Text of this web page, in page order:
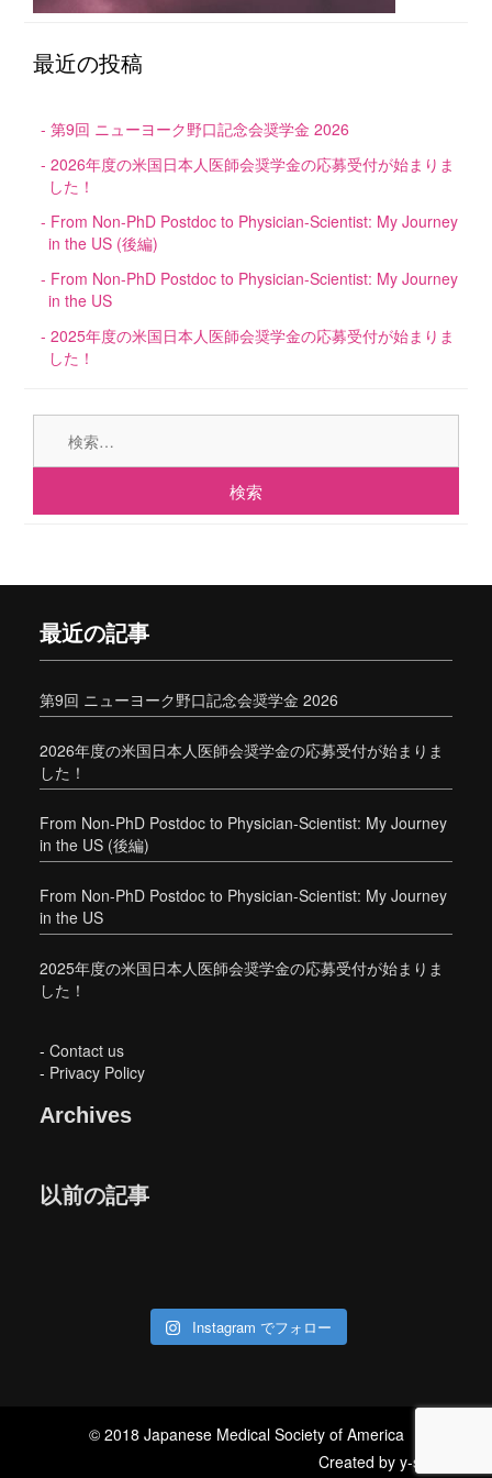
最近の投稿
第9回 ニューヨーク野口記念会奨学金 2026
2026年度の米国日本人医師会奨学金の応募受付が始まりま
した！
From Non-PhD Postdoc to Physician-Scientist: My Journey
in the US (後編)
From Non-PhD Postdoc to Physician-Scientist: My Journey
in the US
2025年度の米国日本人医師会奨学金の応募受付が始まりま
した！
最近の記事
第9回 ニューヨーク野口記念会奨学金 2026
2026年度の米国日本人医師会奨学金の応募受付が始まりま
した！
From Non-PhD Postdoc to Physician-Scientist: My Journey
in the US (後編)
From Non-PhD Postdoc to Physician-Scientist: My Journey
in the US
2025年度の米国日本人医師会奨学金の応募受付が始まりま
した！
- Contact us
- Privacy Policy
Archives
以前の記事
Instagram でフォロー
© 2018 Japanese Medical Society of America
Created byy-storm